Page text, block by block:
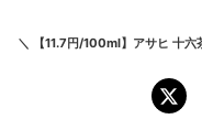
＼ 【11.7円/100ml】アサヒ 十